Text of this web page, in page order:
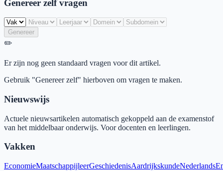
Genereer zelf vragen
Genereer
✏️
Er zijn nog geen standaard vragen voor dit artikel.
Gebruik "Genereer zelf" hierboven om vragen te maken.
Nieuwswijs
Actuele nieuwsartikelen automatisch gekoppeld aan de examenstof
van het middelbaar onderwijs. Voor docenten en leerlingen.
Vakken
EconomieMaatschappijleerGeschiedenisAardrijkskundeNederlands